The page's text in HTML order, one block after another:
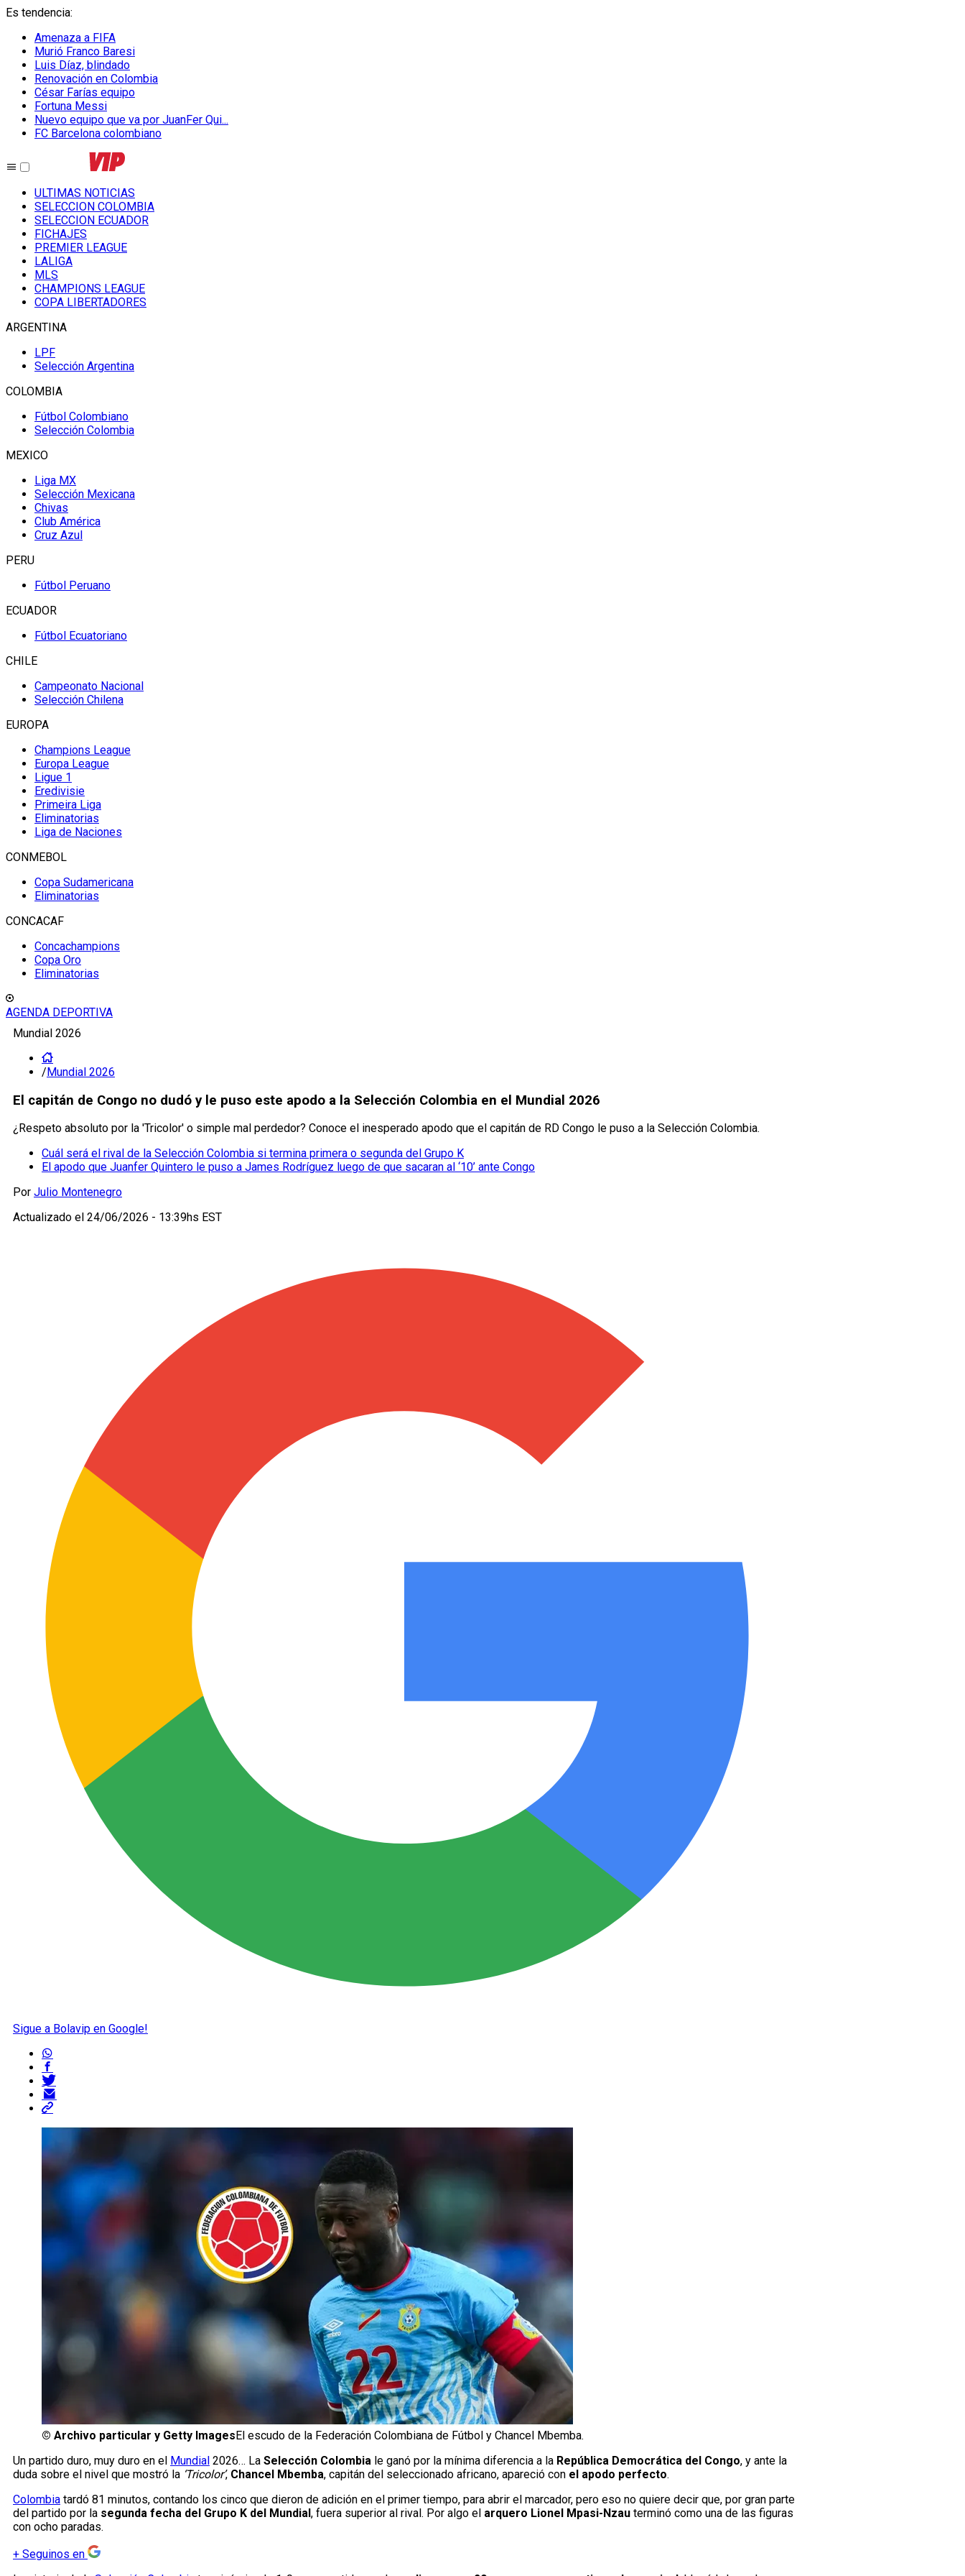
Es tendencia:
Amenaza a FIFA
Murió Franco Baresi
Luis Díaz, blindado
Renovación en Colombia
César Farías equipo
Fortuna Messi
Nuevo equipo que va por JuanFer Qui...
FC Barcelona colombiano
ULTIMAS NOTICIAS
SELECCION COLOMBIA
SELECCION ECUADOR
FICHAJES
PREMIER LEAGUE
LALIGA
MLS
CHAMPIONS LEAGUE
COPA LIBERTADORES
ARGENTINA
LPF
Selección Argentina
COLOMBIA
Fútbol Colombiano
Selección Colombia
MEXICO
Liga MX
Selección Mexicana
Chivas
Club América
Cruz Azul
PERU
Fútbol Peruano
ECUADOR
Fútbol Ecuatoriano
CHILE
Campeonato Nacional
Selección Chilena
EUROPA
Champions League
Europa League
Ligue 1
Eredivisie
Primeira Liga
Eliminatorias
Liga de Naciones
CONMEBOL
Copa Sudamericana
Eliminatorias
CONCACAF
Concachampions
Copa Oro
Eliminatorias
AGENDA DEPORTIVA
Mundial 2026
/Mundial 2026
El capitán de Congo no dudó y le puso este apodo a la Selección Colombia en el Mundial 2026
¿Respeto absoluto por la 'Tricolor' o simple mal perdedor? Conoce el inesperado apodo que el capitán de RD Congo le puso a la Selección Colombia.
Cuál será el rival de la Selección Colombia si termina primera o segunda del Grupo K
El apodo que Juanfer Quintero le puso a James Rodríguez luego de que sacaran al ‘10’ ante Congo
Por Julio Montenegro
Actualizado el 24/06/2026 - 13:39hs EST
Sigue a Bolavip en Google!
© Archivo particular y Getty Images El escudo de la Federación Colombiana de Fútbol y Chancel Mbemba.
Un partido duro, muy duro en el Mundial 2026… La Selección Colombia le ganó por la mínima diferencia a la República Democrática del Congo, y ante la
duda sobre el nivel que mostró la ‘Tricolor’, Chancel Mbemba, capitán del seleccionado africano, apareció con el apodo perfecto.
Colombia tardó 81 minutos, contando los cinco que dieron de adición en el primer tiempo, para abrir el marcador, pero eso no quiere decir que, por gran parte
del partido por la segunda fecha del Grupo K del Mundial , fuera superior al rival. Por algo el arquero Lionel Mpasi-Nzau terminó como una de las figuras
con ocho paradas.
+ Seguinos en